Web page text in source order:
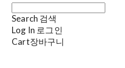
Search 검색
Log In 로그인
Cart장바구니